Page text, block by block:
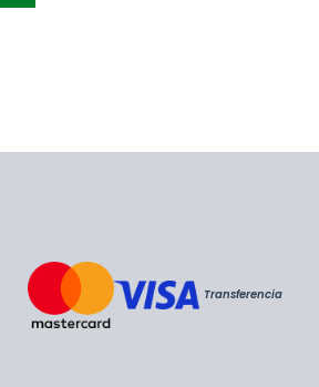
Transferencia